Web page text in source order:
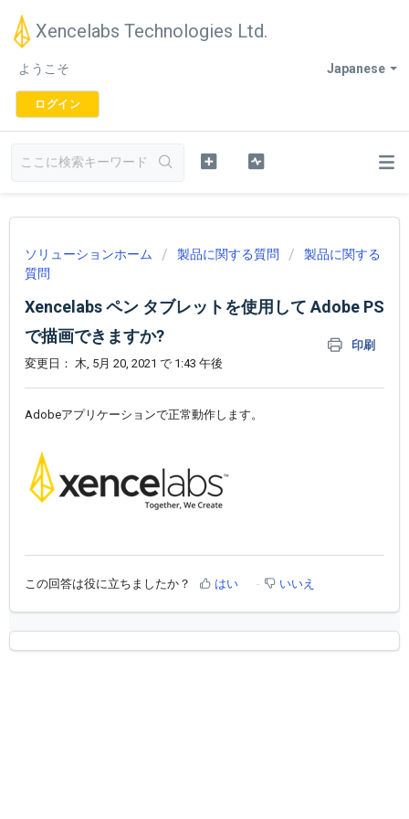
Xencelabs Technologies Ltd.
Japanese
ようこそ
ログイン
ソリューションホーム 製品に関する質問
製品に関する
質問
Xencelabs ペン タブレットを使用して Adobe PS
で描画できますか?
印刷
変更日： 木, 5月 20, 2021 で 1:43 午後
Adobeアプリケーションで正常動作します。
この回答は役に立ちましたか？ はい いいえ